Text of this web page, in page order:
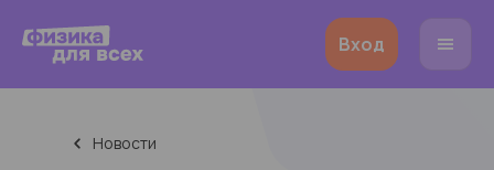
Вход
Новости